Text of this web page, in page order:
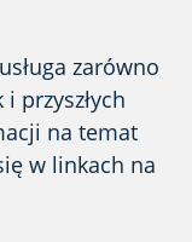
zarówno
przyszłych
na temat
w linkach na